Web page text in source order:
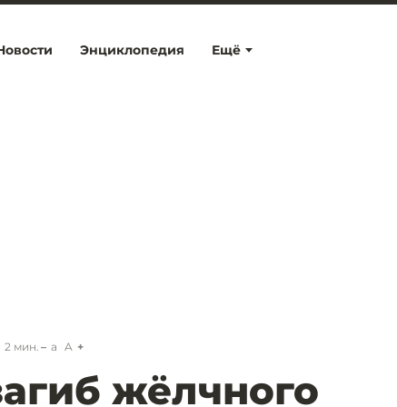
Ещё
Энциклопедия
2 мин. a A
жёлчного